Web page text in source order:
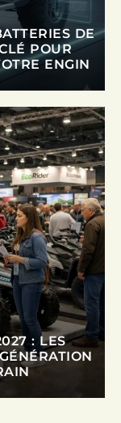
DE
POUR
ENGIN
: LES